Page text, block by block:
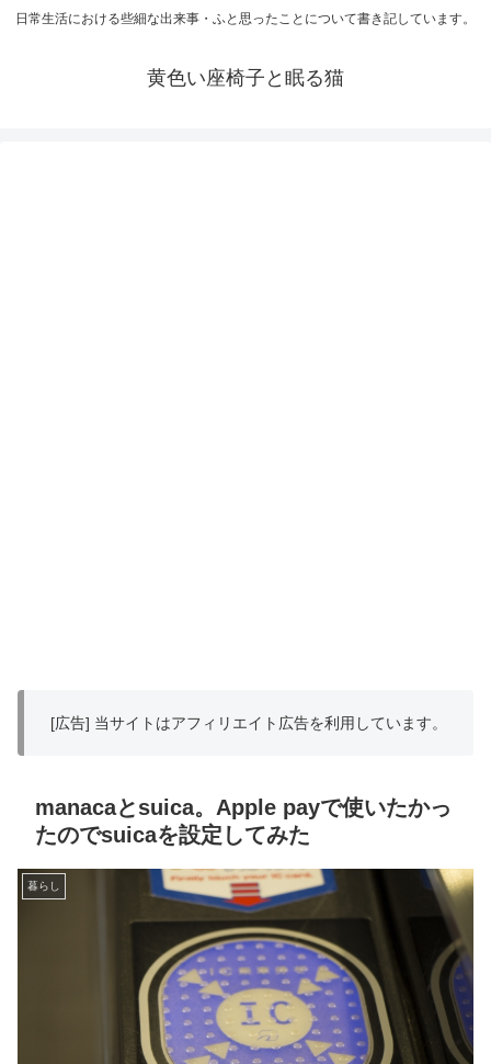
日常生活における些細な出来事・ふと思ったことについて書き記しています。
黄色い座椅子と眠る猫
[広告] 当サイトはアフィリエイト広告を利用しています。
manacaとsuica。Apple payで使いたかっ
たのでsuicaを設定してみた
暮らし